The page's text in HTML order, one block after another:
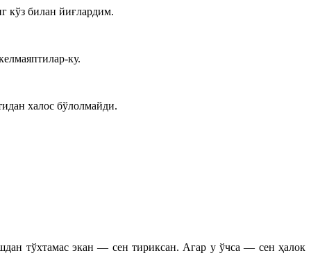
кўз билан йиғлардим.
ку.
халос бўлолмайди.
тўхтамас экан — сен тириксан. Агар у ўчса — сен ҳалок